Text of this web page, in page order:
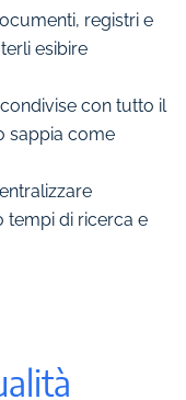
registri e
esibire
con tutto il
sappia come
tempi di ricerca e